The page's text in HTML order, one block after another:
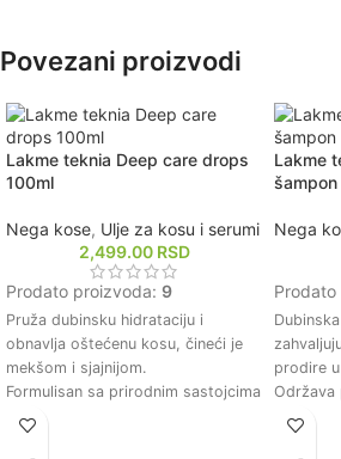
Povezani proizvodi
Lakme teknia Deep care drops
100ml
Nega kose, Ulje za kosu i serumi
2,499.00 RSD
Prodato proizvoda: 9
Pruža dubinsku hidrataciju i
obnavlja oštećenu kosu, čineći je
mekšom i sjajnijom.
Formulisan sa prirodnim sastojcima
koji pomažu u zaštiti kose od
Lakme
Nega
prodire
Održava
u kosi,